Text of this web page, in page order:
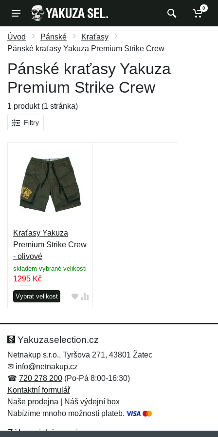
0
Úvod Pánské
Kraťasy
Pánské kraťasy Yakuza Premium Strike Crew
Pánské kraťasy Yakuza
Premium Strike Crew
1 produkt (1 stránka)
Filtry
Kraťasy Yakuza
Premium Strike Crew
- olivové
skladem vybrané velikosti
1295 Kč
Vybrat velikost
Yakuzaselection.cz
Netnakup s.r.o., Tyršova 271, 43801 Žatec
✉ info@netnakup.cz
☎ 720 278 200 (Po-Pá 8:00-16:30)
Kontaktní formulář
Naše prodejna
Náš výdejní box
Nabízíme mnoho možností plateb.
Zákaznický servis